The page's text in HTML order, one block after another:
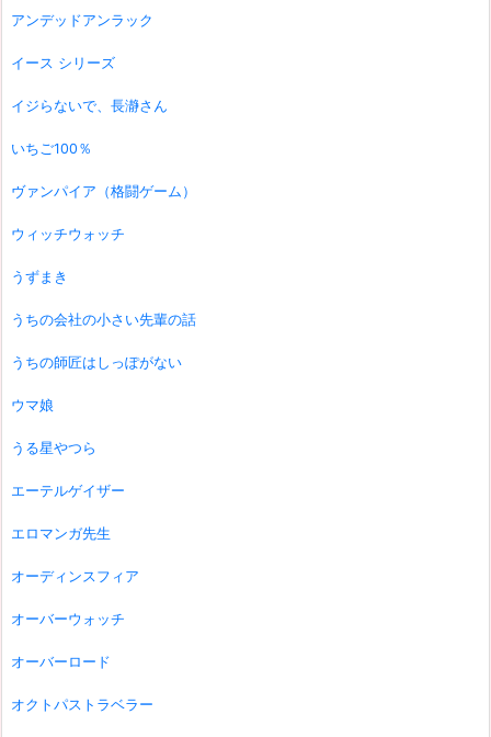
アンデッドアンラック
イース シリーズ
イジらないで、長瀞さん
いちご100％
ヴァンパイア（格闘ゲーム）
ウィッチウォッチ
うずまき
うちの会社の小さい先輩の話
うちの師匠はしっぽがない
ウマ娘
うる星やつら
エーテルゲイザー
エロマンガ先生
オーディンスフィア
オーバーウォッチ
オーバーロード
オクトパストラベラー